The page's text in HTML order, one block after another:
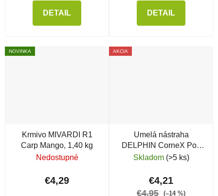
DETAIL DETAIL
NOVINKA
Krmivo MIVARDI R1
Carp Mango, 1,40 kg
Nedostupné
€4,29
AKCIA
Umelá nástraha
DELPHIN CorneX Pop
Up, 60 ks, Cesnak
Skladom (>5 ks)
€4,21
€4,95 (–14 %)